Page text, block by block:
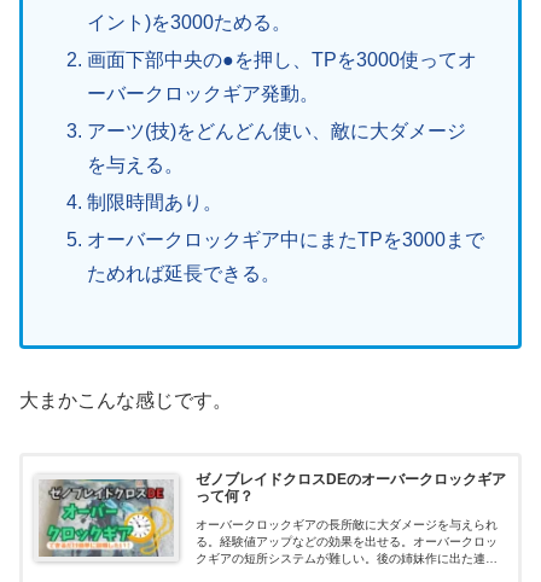
イント)を3000ためる。
画面下部中央の●を押し、TPを3000使ってオ
ーバークロックギア発動。
アーツ(技)をどんどん使い、敵に大ダメージ
を与える。
制限時間あり。
オーバークロックギア中にまたTPを3000まで
ためれば延長できる。
大まかこんな感じです。
ゼノブレイドクロスDEのオーバークロックギア
って何？
オーバークロックギアの長所敵に大ダメージを与えられ
る。経験値アップなどの効果を出せる。オーバークロッ
クギアの短所システムが難しい。後の姉妹作に出た連携